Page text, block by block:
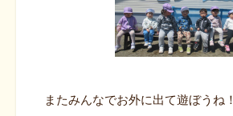
またみんなでお外に出て遊ぼうね！